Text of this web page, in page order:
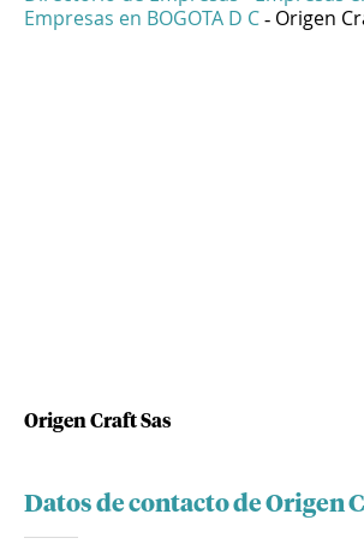
Empresas en BOGOTA D C - Origen
Origen Craft Sas
Datos de contacto de Origen